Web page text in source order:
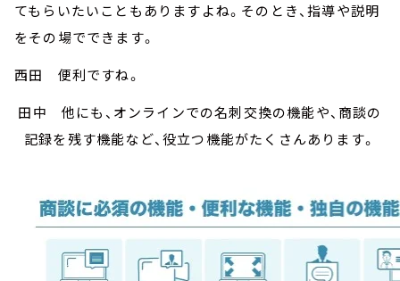
てもらいたいこともありますよね。そのとき、指導や説明
をその場でできます。
西田 便利ですね。
田中 他にも、オンラインでの名刺交換の機能や、商談の
記録を残す機能など、役立つ機能がたくさんあります。